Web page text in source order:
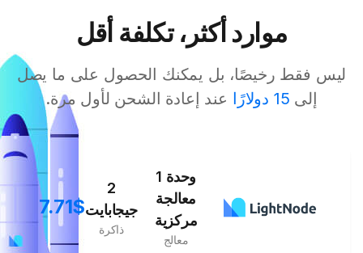
موارد أكثر، تكلفة أقل
ليس فقط رخيصًا، بل يمكنك الحصول على ما يصل
إلى 15 دولارًا عند إعادة الشحن لأول مرة.
7.71$
2
جيجابايت
ذاكرة
1 وحدة
معالجة
مركزية
معالج